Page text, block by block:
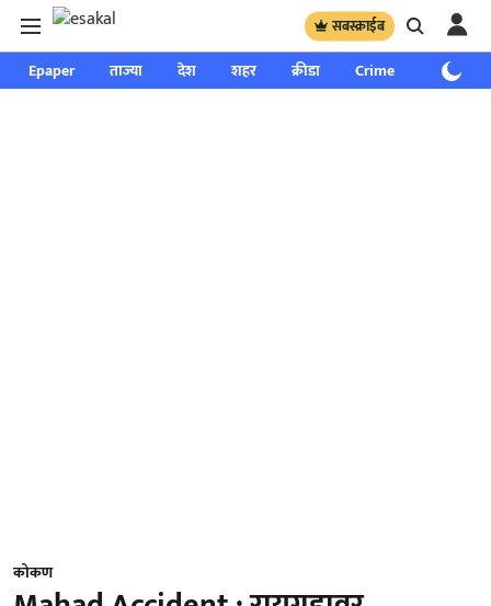
सबस्क्राईब
Epaper ताज्या देश शहर क्रीडा Crime साप्ताहिक
कोकण